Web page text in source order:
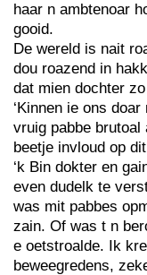
haar n ambtenoar
gooid.
De wereld is nait
dou roazend in
dat mien dochter
‘Kinnen ie ons
vruig pabbe brutoal
beetje invloud op
‘k Bin dokter en
even dudelk te
was mit pabbes
zain. Of was t n
e oetstroalde. Ik
beweegredens,